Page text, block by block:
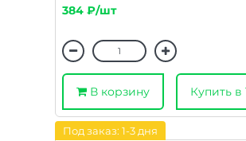
384 ₽/шт
В корзину Купить в
Под заказ: 1-3 дня